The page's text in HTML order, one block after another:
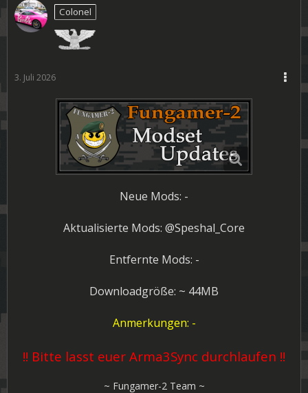
Colonel
3. Juli 2026
Neue Mods: -
Aktualisierte Mods: @Speshal_Core
Entfernte Mods: -
Downloadgröße: ~ 44MB
Anmerkungen: -
!! Bitte lasst euer Arma3Sync durchlaufen !!
~ Fungamer-2 Team ~